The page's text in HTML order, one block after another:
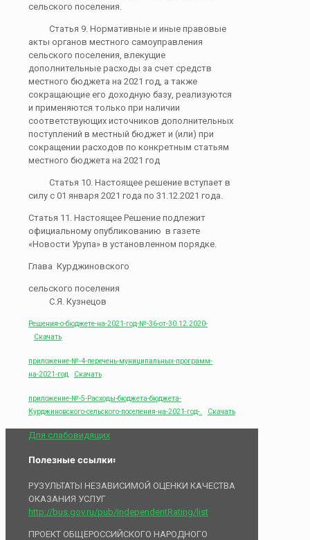
сельского поселения.
Статья 9. Нормативные и иные правовые
акты органов местного самоуправления
сельского поселения, влекущие
дополнительные расходы за счет средств
местного бюджета на 2021 год, а также
сокращающие его доходную базу, реализуются
и применяются только при наличии
соответствующих источников дополнительных
поступлений в местный бюджет и (или) при
сокращении расходов по конкретным статьям
местного бюджета на 2021 год
Статья 10. Настоящее решение вступает в
силу с 01 января 2021 года по 31.12.2021 года.
Статья 11. Настоящее Решение подлежит
официальному опубликованию в газете
«Новости Урупа» в установленном порядке.
Глава Курджиновского
сельского поселения
С.Я. Кузнецов
Решения-о-бюджете-на-2021-год-№-36-от-30.12.2020-
Скачать
приложение-№-4-перечень-муниципальных-программ-
на-2021-год
Скачать
приложение-№-5-Расходы-бюджета-бюджета-
Курджиновского-сельского-поселения-на-2021-год-.
Скачать
Для слабовидящих
Полезные ссылки:
РУЗУЛЬТАТЫ НЕЗАВИСИМОЙ ОЦЕНКИ КАЧЕСТВА
ОКАЗАНИЯ УСЛУГ
http://bus.gov.ru/pub/independentRating/list
ПРОЕКТ ОБЩЕРОССИЙСКОГО НАРОДНОГО